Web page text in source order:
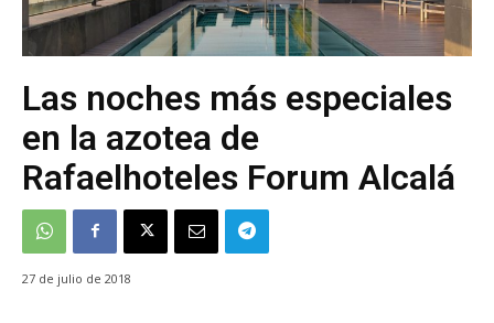
Las noches más especiales
en la azotea de
Rafaelhoteles Forum Alcalá
27 de julio de 2018